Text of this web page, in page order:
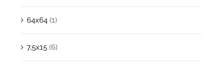
64x64 (1)
7,5x15 (6)